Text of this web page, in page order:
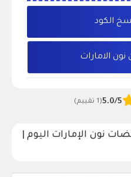
الكود
الامارات
5.0/5(1 تقييم)
نون الإمارات اليوم |